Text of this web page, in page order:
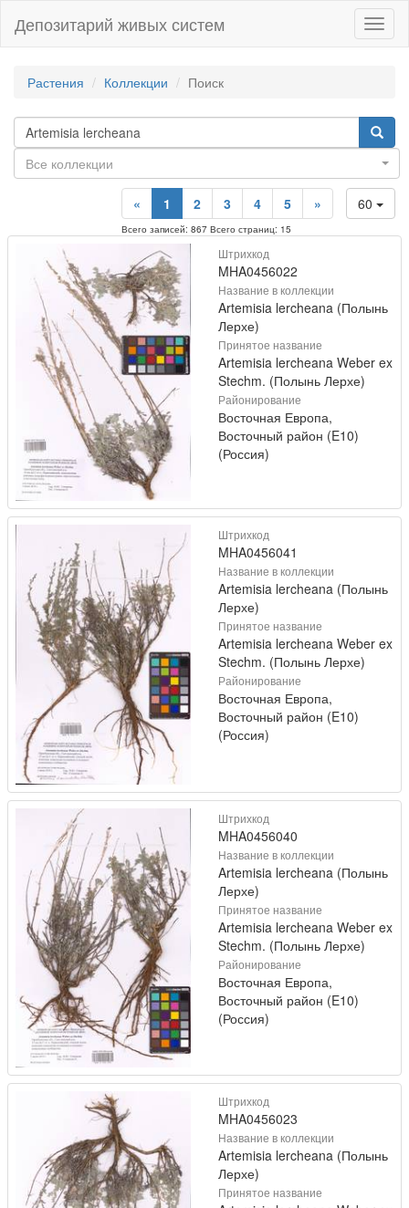
Депозитарий живых систем
Растения Коллекции Поиск
Все коллекции
60
« 1 2 3 4 5 »
Всего записей: 867 Всего страниц: 15
Штрихкод
MHA0456022
Название в коллекции
Artemisia lercheana (Полынь
Лерхе)
Принятое название
Artemisia lercheana Weber ex
Stechm. (Полынь Лерхе)
Районирование
Восточная Европа,
Восточный район (E10)
(Россия)
Штрихкод
MHA0456041
Название в коллекции
Artemisia lercheana (Полынь
Лерхе)
Принятое название
Artemisia lercheana Weber ex
Stechm. (Полынь Лерхе)
Районирование
Восточная Европа,
Восточный район (E10)
(Россия)
Штрихкод
MHA0456040
Название в коллекции
Artemisia lercheana (Полынь
Лерхе)
Принятое название
Artemisia lercheana Weber ex
Stechm. (Полынь Лерхе)
Районирование
Восточная Европа,
Восточный район (E10)
(Россия)
Штрихкод
MHA0456023
Название в коллекции
Artemisia lercheana (Полынь
Лерхе)
Принятое название